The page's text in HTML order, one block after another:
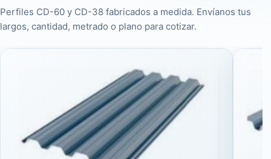
Perfiles CD-60 y CD-38 fabricados a medida. Envíanos tus
largos, cantidad, metrado o plano para cotizar.